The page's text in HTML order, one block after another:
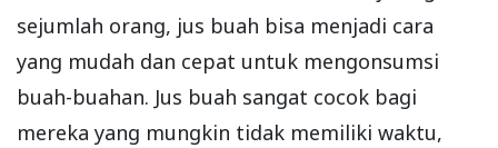
sejumlah orang, jus buah bisa menjadi cara
yang mudah dan cepat untuk mengonsumsi
buah-buahan. Jus buah sangat cocok bagi
mereka yang mungkin tidak memiliki waktu,